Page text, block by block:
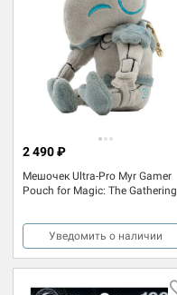
Мешочек Ultra-Pro Myr Gamer
Pouch for Magic: The Gathering
2 490 ₽
Уведомить о наличии